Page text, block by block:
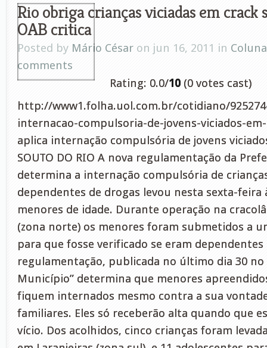
Rio obriga crianças viciadas em
OAB critica
Posted by Mário César on jun 16, 2011 in
comments
Rating: 0.0/10 (0 votes cast)
http://www1.folha.uol.com.br/cotidiano/
internacao-compulsoria-de-jovens-viciados-
aplica internação compulsória de jovens
SOUTO DO RIO A nova regulamentação da
determina a internação compulsória de
dependentes de drogas levou nesta sexta-feira
menores de idade. Durante operação na
(zona norte) os menores foram submetidos a
para que fosse verificado se eram
regulamentação, publicada no último dia 30 no
Município” determina que menores
fiquem internados mesmo contra a sua
familiares. Eles só receberão alta quando que
vício. Dos acolhidos, cinco crianças foram